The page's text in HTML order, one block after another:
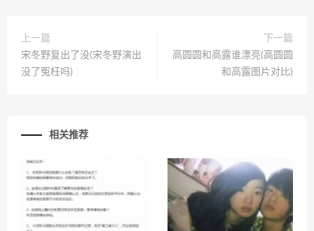
上一篇
宋冬野复出了没(宋冬野演出
没了冤枉吗)
下一篇
高圆圆和高露谁漂亮(高圆圆
和高露图片对比)
相关推荐